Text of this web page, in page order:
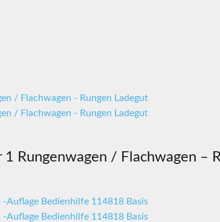
Rungenwagen / Flachwagen –